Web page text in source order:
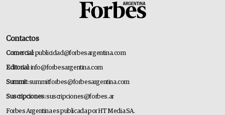
Contactos
Comercial:publicidad@forbesargentina.com
Editorial:info@forbesargentina.com
Summit:summitforbes@forbesargentina.com
Suscripciones:suscripciones@forbes.ar
Forbes Argentina es publicada por HT Media SA.